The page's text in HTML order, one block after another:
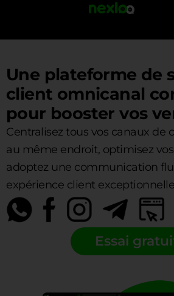
Une plateforme de
client omnicanal
pour booster vos
Centralisez tous vos canaux de
au même endroit, optimisez
adoptez une communication
expérience client
Essai